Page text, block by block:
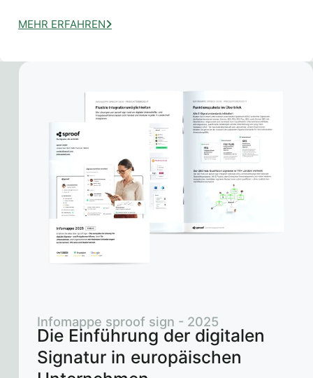
MEHR ERFAHREN
Die Einführung der digitalen
Signatur in europäischen
Infomappe sproof sign - 2025